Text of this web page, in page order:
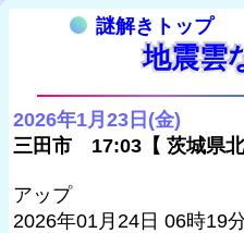
謎解きトップ
地震雲
2026年1月23日(金)
三田市 17:03【 茨城県北
アップ
2026年01月24日 06時19